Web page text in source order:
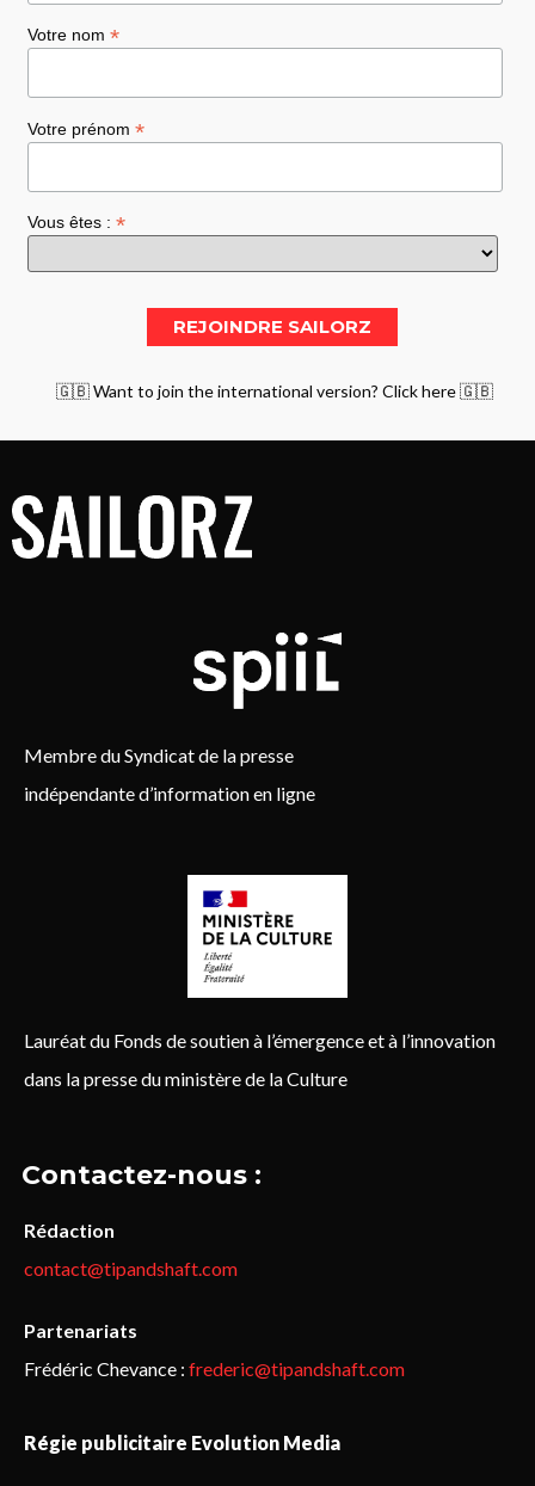
Votre nom *
Votre prénom *
Vous êtes : *
🇬🇧 Want to join the international version? Click here 🇬🇧
Membre du Syndicat de la presse
indépendante d’information en ligne
Lauréat du Fonds de soutien à l’émergence et à l’innovation
dans la presse du ministère de la Culture
Contactez-nous :
Rédaction
contact@tipandshaft.com
Partenariats
Frédéric Chevance : frederic@tipandshaft.com
Régie publicitaire Evolution Media